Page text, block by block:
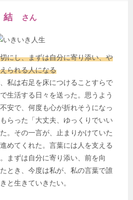
結 さん
にし、まずは自分に寄り添い、や
られる人になる
私は右足を床につけることすらで
生活する日々を送った。思うよう
安で、何度も心が折れそうになっ
らった「大丈夫、ゆっくりでいい
。その一言が、止まりかけていた
めてくれた。言葉には人を支える
まずは自分に寄り添い、前を向
とき、今度は私が、私の言葉で誰
と生きていきたい。